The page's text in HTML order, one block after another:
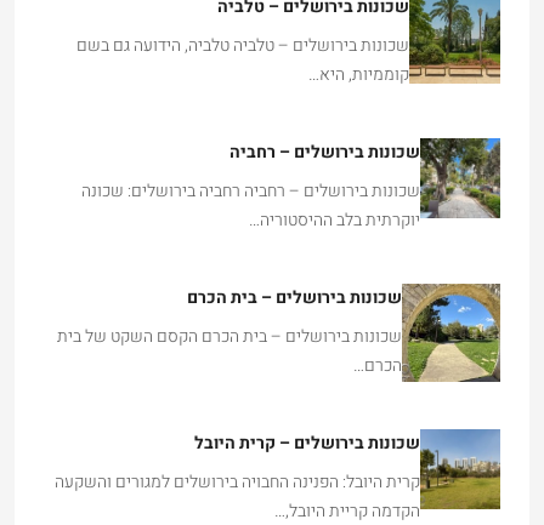
שכונות בירושלים – טלביה
שכונות בירושלים – טלביה טלביה, הידועה גם בשם
קוממיות, היא…
שכונות בירושלים – רחביה
שכונות בירושלים – רחביה רחביה בירושלים: שכונה
יוקרתית בלב ההיסטוריה…
שכונות בירושלים – בית הכרם
שכונות בירושלים – בית הכרם הקסם השקט של בית
הכרם…
שכונות בירושלים – קרית היובל
קרית היובל: הפנינה החבויה בירושלים למגורים והשקעה
הקדמה קריית היובל,…